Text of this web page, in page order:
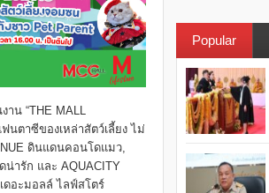
าน “THE MALL
นตาซีของเหล่าสัตว์เลี้ยง ไม่
ดินแดนคอนโดแมว,
น่ารัก และ AQUACITY
ดอะมอลล์ ไลฟ์สโตร์
Popular